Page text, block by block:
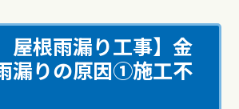
屋根雨漏り工事】金
漏りの原因①施工不